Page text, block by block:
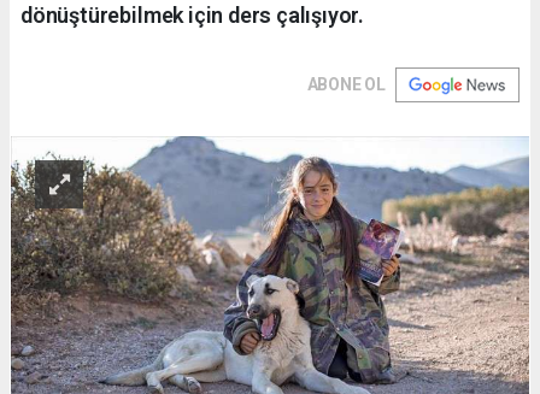
dönüştürebilmek için ders çalışıyor.
ABONE OL